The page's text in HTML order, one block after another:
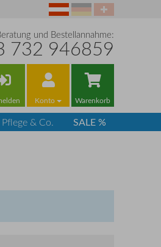
und Bestellannahme:
732 946859
Konto Warenkorb
Pflege & Co. SALE %